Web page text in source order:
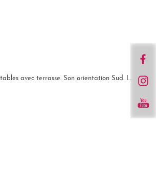
Son orientation Sud. Il est situé au 1er...